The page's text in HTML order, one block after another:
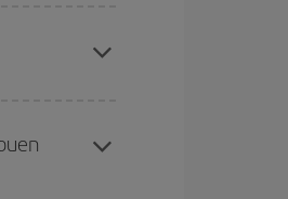
Frontera-